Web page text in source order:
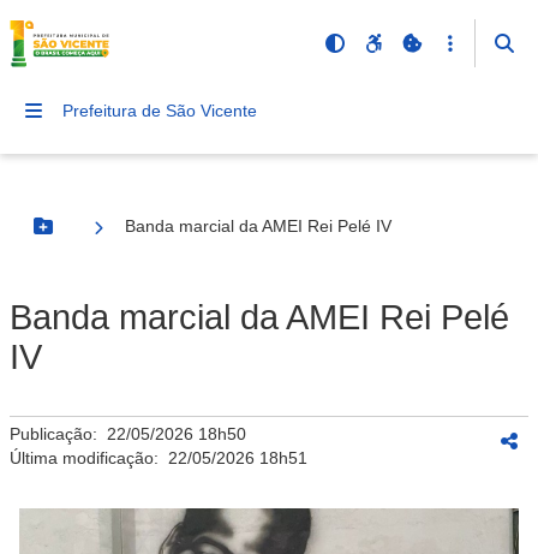
Prefeitura de São Vicente
Botão Menu
Banda marcial da AMEI Rei Pelé IV
Banda marcial da AMEI Rei Pelé
IV
Publicação: 22/05/2026 18h50
Última modificação: 22/05/2026 18h51